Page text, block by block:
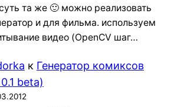
та же 🙂 можно реализовать
и для фильма. используем
видео (OpenCV шаг…
к Генератор комиксов
beta)